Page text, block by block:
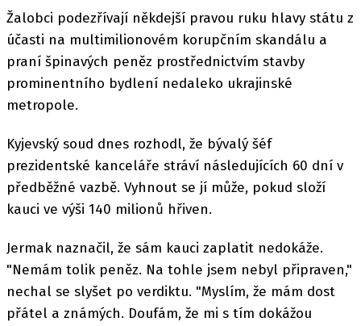
Žalobci podezřívají někdejší pravou ruku hlavy státu z
účasti na multimilionovém korupčním skandálu a
praní špinavých peněz prostřednictvím stavby
prominentního bydlení nedaleko ukrajinské
metropole.
Kyjevský soud dnes rozhodl, že bývalý šéf
prezidentské kanceláře stráví následujících 60 dní v
předběžné vazbě. Vyhnout se jí může, pokud složí
kauci ve výši 140 milionů hřiven.
Jermak naznačil, že sám kauci zaplatit nedokáže.
"Nemám tolik peněz. Na tohle jsem nebyl připraven,"
nechal se slyšet po verdiktu. "Myslím, že mám dost
přátel a známých. Doufám, že mi s tím dokážou